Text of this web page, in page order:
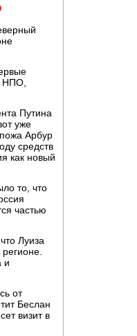
НПО,
Путина
уже
Арбур
средств
как новый
то, что
частью
Луиза
и
от
Беслан
визит в